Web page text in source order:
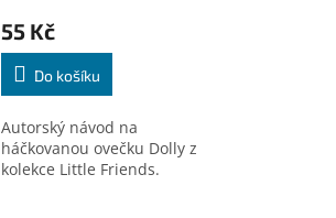
55 Kč
Do košíku
Autorský návod na
háčkovanou ovečku Dolly z
kolekce Little Friends.